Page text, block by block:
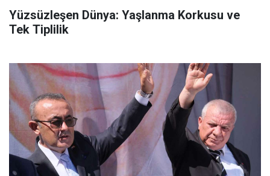
Yüzsüzleşen Dünya: Yaşlanma Korkusu ve
Tek Tiplilik